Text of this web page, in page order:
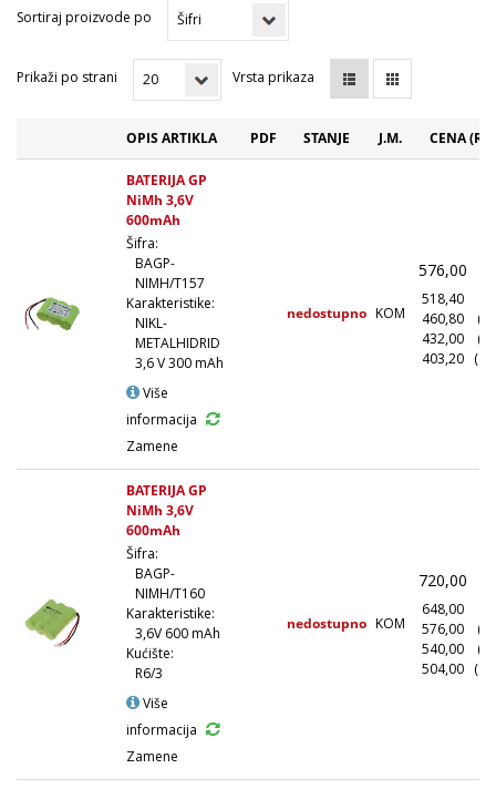
Sortiraj proizvode po
Prikaži po strani Vrsta prikaza
OPIS ARTIKLA PDF STANJE J.M. CENA
BATERIJA GP
NiMh 3,6V
600mAh
Šifra:
BAGP-
NIMH/T157
Karakteristike:
NIKL-
METALHIDRID
3,6 V 300 mAh
Više
informacija
Zamene
nedostupno KOM
576,00
518,40
460,80
432,00
403,20
BATERIJA GP
NiMh 3,6V
600mAh
Šifra:
BAGP-
NIMH/T160
Karakteristike:
3,6V 600 mAh
Kućište:
R6/3
Više
informacija
Zamene
nedostupno KOM
720,00
648,00
576,00
540,00
504,00